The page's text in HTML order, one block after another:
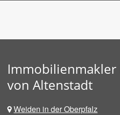
von Altenstadt
Weiden in der Oberpfalz